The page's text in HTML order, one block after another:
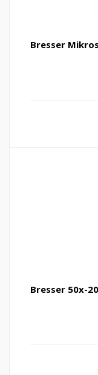
Bresser
Bresser 50x-